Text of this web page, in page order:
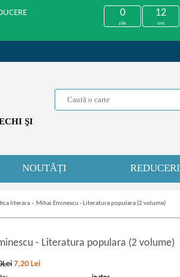
0
zile
12
ore
ŞI
NOUTĂȚI REDUCERI
literara » Mihai Eminescu - Literatura populara (2 volume)
- Literatura populara (2 volume)
7,20 Lei